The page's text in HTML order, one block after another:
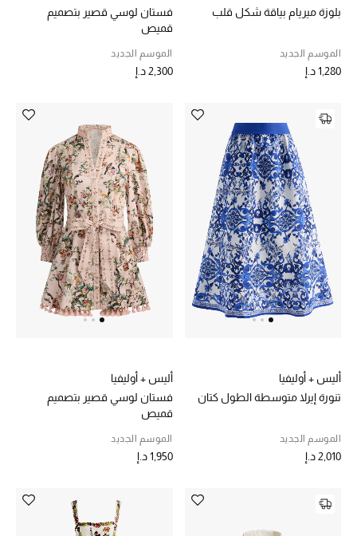
جديد لدينا
نسوقوا أحدث ما وصلنا
عرض جميع المنتجات
خصومات
ما وصلنا حديثاً
الموسم الجديد
حصريًا عبر الإنترنت
تشكيلة المناسبات للنساء
بلوزة ميريام بياقة شكل قلب
الموسم الجديد
1,280 د.إ
فستان لوسي قصير بتصميم
قميص
الموسم الجديد
2,300 د.إ
أليس + أوليفيا
تنورة إيرلا متوسطة الطول كتان
الموسم الجديد
2,010 د.إ
أليس + أوليفيا
فستان لوسي قصير بتصميم
قميص
الموسم الجديد
1,950 د.إ